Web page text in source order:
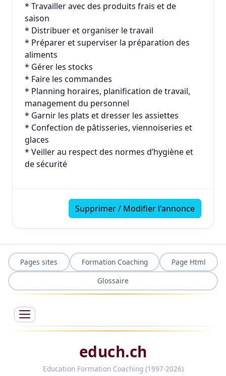
* Travailler avec des produits frais et de
saison
* Distribuer et organiser le travail
* Préparer et superviser la préparation des
aliments
* Gérer les stocks
* Faire les commandes
* Planning horaires, planification de travail,
management du personnel
* Garnir les plats et dresser les assiettes
* Confection de pâtisseries, viennoiseries et
glaces
* Veiller au respect des normes d’hygiène et
de sécurité
Supprimer / Modifier l'annonce
Pages sites Formation Coaching
Page Html
Glossaire
educh.ch
Education Formation Coaching (1997-2026)